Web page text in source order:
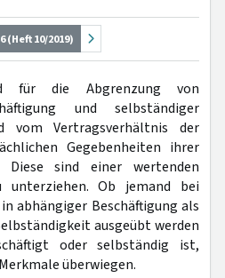
(Heft 10/2019)
für die Abgrenzung von
und selbständiger
vom Vertragsverhältnis der
Gegebenheiten ihrer
Diese sind einer wertenden
unterziehen. Ob jemand bei
abhängiger Beschäftigung als
ausgeübt werden
oder selbständig ist,
überwiegen.